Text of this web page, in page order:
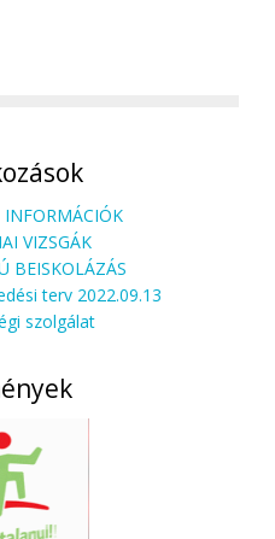
INFORMÁCIÓK
VIZSGÁK
BEISKOLÁZÁS
terv 2022.09.13
szolgálat